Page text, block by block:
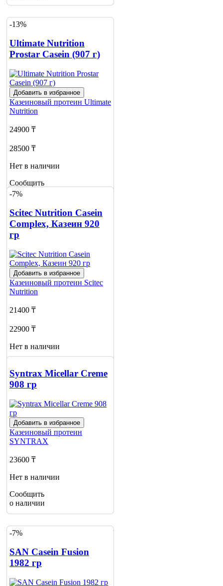
-13%
Ultimate Nutrition
Prostar Casein (907 г)
Добавить в избранное
Казеиновый протеин Ultimate
Nutrition
24900 ₸
28500 ₸
Нет в наличии
Сообщить
о наличии
-7%
Scitec Nutrition Casein
Complex, Казеин 920
гр
Добавить в избранное
Казеиновый протеин Scitec
Nutrition
21400 ₸
22900 ₸
Нет в наличии
о наличии
Syntrax Micellar Creme
908 гр
Добавить в избранное
Казеиновый протеин
SYNTRAX
23600 ₸
Нет в наличии
Сообщить
о наличии
-7%
SAN Casein Fusion
1982 гр